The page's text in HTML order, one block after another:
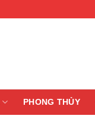
PHONG THỦY